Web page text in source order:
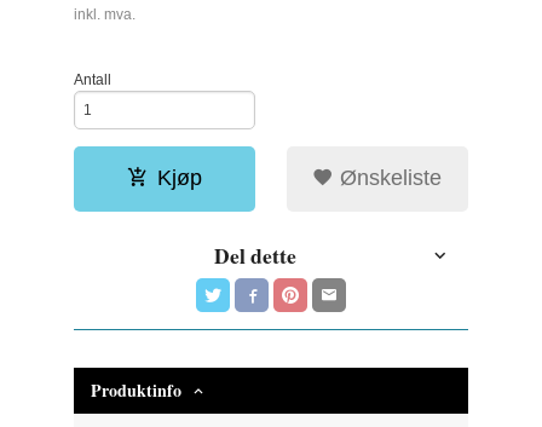
Rabatt
inkl. mva.
Antall
Kjøp Ønskeliste
Del dette
Produktinfo